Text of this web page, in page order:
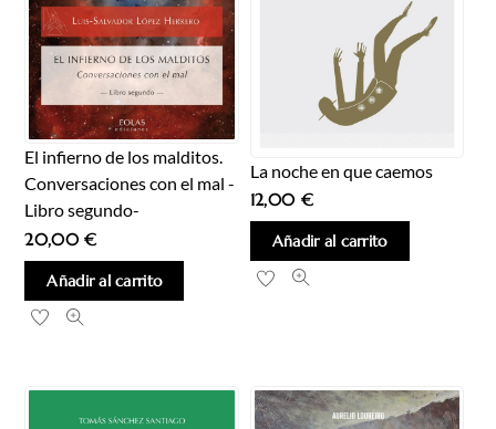
El infierno de los malditos.
Conversaciones con el mal -
Libro segundo-
20,00€
Añadir al carrito
La noche en que caemos
12,00 €
Añadir al carrito